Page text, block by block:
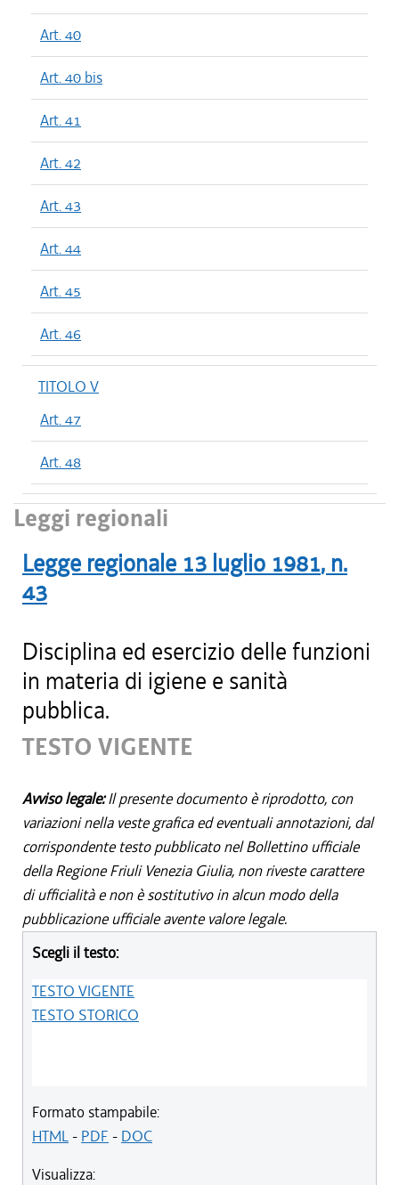
Art. 40
Art. 40 bis
Art. 41
Art. 42
Art. 43
Art. 44
Art. 45
Art. 46
TITOLO V
Art. 47
Art. 48
Leggi regionali
Legge regionale 13 luglio 1981, n.
43
Disciplina ed esercizio delle funzioni
in materia di igiene e sanità
pubblica.
TESTO VIGENTE
Avviso legale:Il presente documento è riprodotto, con
variazioni nella veste grafica ed eventuali annotazioni, dal
corrispondente testo pubblicato nel Bollettino ufficiale
della Regione Friuli Venezia Giulia, non riveste carattere
di ufficialità e non è sostitutivo in alcun modo della
pubblicazione ufficiale avente valore legale.
Scegli il testo:
TESTO VIGENTE
TESTO STORICO
Formato stampabile:
HTML- PDF - DOC
Visualizza: